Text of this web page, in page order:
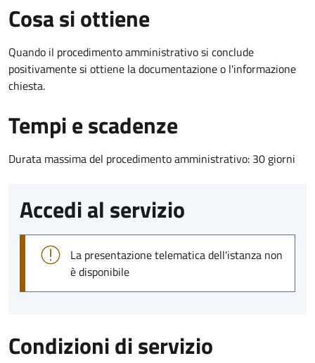
Cosa si ottiene
Quando il procedimento amministrativo si conclude
positivamente si ottiene la documentazione o l'informazione
chiesta.
Tempi e scadenze
Durata massima del procedimento amministrativo: 30 giorni
Accedi al servizio
La presentazione telematica dell'istanza non
è disponibile
Condizioni di servizio